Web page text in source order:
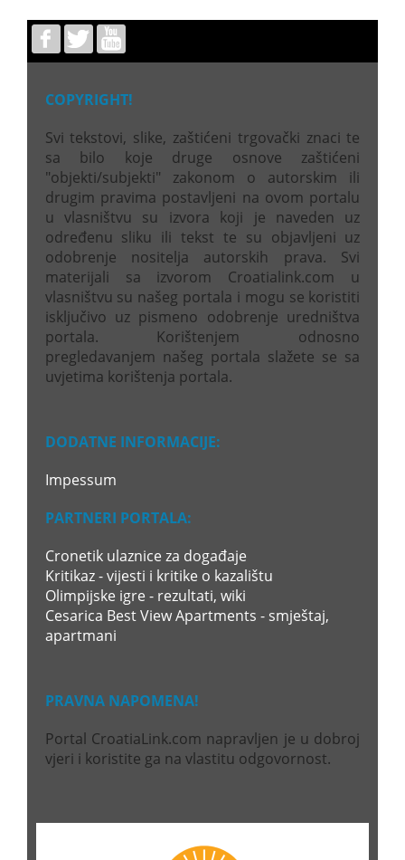
COPYRIGHT!
Svi tekstovi, slike, zaštićeni trgovački znaci te
sa bilo koje druge osnove zaštićeni
"objekti/subjekti" zakonom o autorskim ili
drugim pravima postavljeni na ovom portalu
u vlasništvu su izvora koji je naveden uz
određenu sliku ili tekst te su objavljeni uz
odobrenje nositelja autorskih prava. Svi
materijali sa izvorom Croatialink.com u
vlasništvu su našeg portala i mogu se koristiti
isključivo uz pismeno odobrenje uredništva
portala. Korištenjem odnosno
pregledavanjem našeg portala slažete se sa
uvjetima korištenja portala.
DODATNE INFORMACIJE:
Impessum
PARTNERI PORTALA:
Cronetik ulaznice za događaje
Kritikaz - vijesti i kritike o kazalištu
Olimpijske igre - rezultati, wiki
Cesarica Best View Apartments - smještaj,
apartmani
PRAVNA NAPOMENA!
Portal CroatiaLink.com napravljen je u dobroj
vjeri i koristite ga na vlastitu odgovornost.